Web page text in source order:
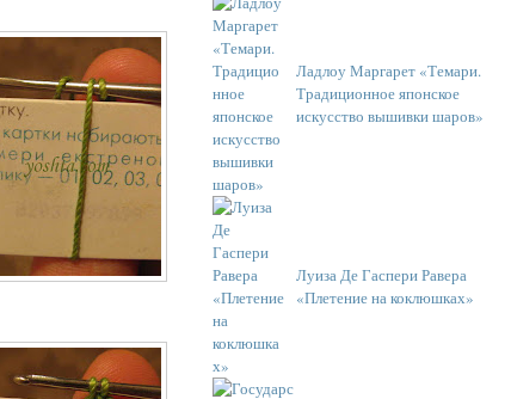
Ладлоу Маргарет «Темари.
Традиционное японское
искусство вышивки шаров»
Луиза Де Гаспери Равера
«Плетение на коклюшках»